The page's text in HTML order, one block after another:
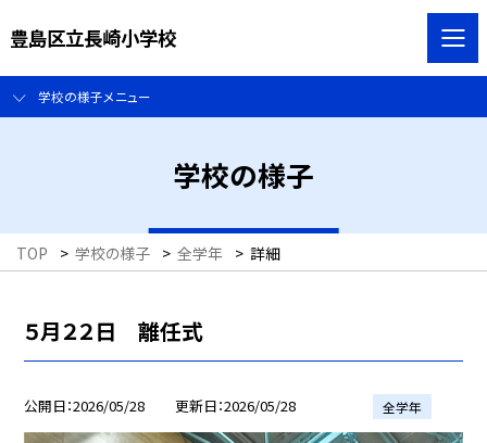
豊島区立長崎小学校
学校の様子メニュー
学校の様子
TOP > 学校の様子 > 全学年 > 詳細
５月２２日 離任式
公開日 2026/05/28 更新日 2026/05/28 全学年